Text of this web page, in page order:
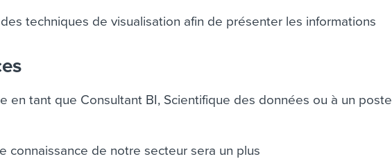
techniques de visualisation afin de présenter les informations
en tant que Consultant BI, Scientifique des données ou à un poste
connaissance de notre secteur sera un plus